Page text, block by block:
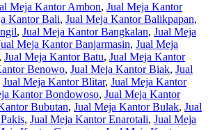
Meja Kantor Ambon, Jual Meja Kantor
Kantor Bali, Jual Meja Kantor Balikpapan,
, Jual Meja Kantor Bangkalan, Jual Meja
Meja Kantor Banjarmasin, Jual Meja
, Jual Meja Kantor Batu, Jual Meja Kantor
Benowo, Jual Meja Kantor Biak, Jual
Jual Meja Kantor Blitar, Jual Meja Kantor
Kantor Bondowoso, Jual Meja Kantor
Bubutan, Jual Meja Kantor Bulak, Jual
, Jual Meja Kantor Enarotali, Jual Meja